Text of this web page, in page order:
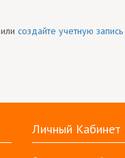
или создайте учетную запись
Личный Кабинет